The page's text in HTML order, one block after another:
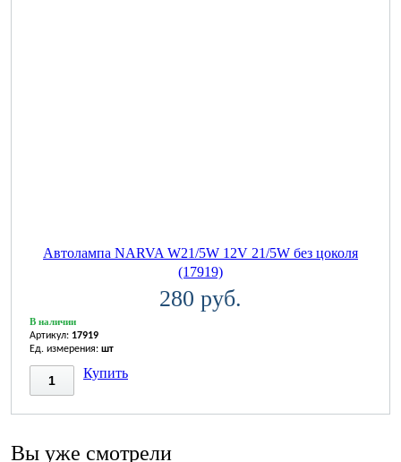
Автолампа NARVA W21/5W 12V 21/5W без цоколя
(17919)
280 руб.
В наличии
Артикул: 17919
Ед. измерения: шт
Купить
Вы уже смотрели